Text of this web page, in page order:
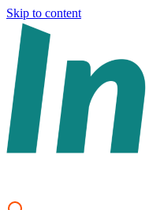
Skip to content